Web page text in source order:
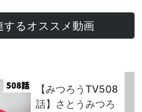
するオススメ動画
【みつろうTV508
話】さとうみつろ